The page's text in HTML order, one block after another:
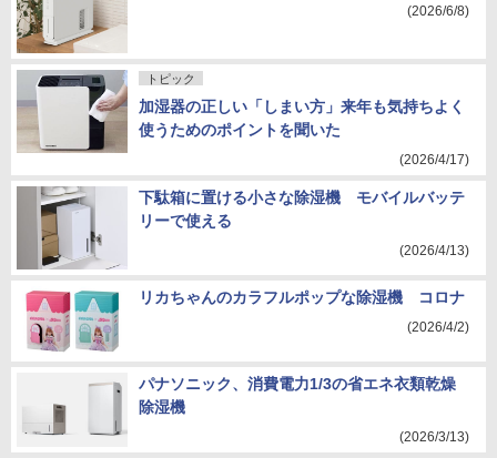
(2026/6/8)
トピック
加湿器の正しい「しまい方」来年も気持ちよく
使うためのポイントを聞いた
(2026/4/17)
下駄箱に置ける小さな除湿機 モバイルバッテ
リーで使える
(2026/4/13)
リカちゃんのカラフルポップな除湿機 コロナ
(2026/4/2)
パナソニック、消費電力1/3の省エネ衣類乾燥
除湿機
(2026/3/13)